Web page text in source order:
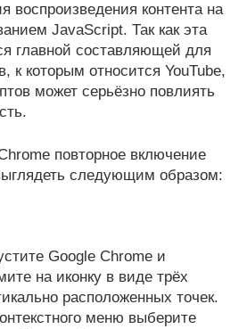
воспроизведения контента на
JavaScript. Так как эта
главной составляющей для
к которым относится YouTube,
может серьёзно повлиять
повторное включение
следующим образом:
Google Chrome и
на иконку в виде трёх
расположенных точек.
меню выберите